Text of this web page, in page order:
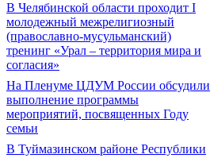
В Челябинской области проходит I
молодежный межрелигиозный
(православно-мусульманский)
тренинг «Урал – территория мира и
согласия»
На Пленуме ЦДУМ России обсудили
выполнение программы
мероприятий, посвященных Году
семьи
В Туймазинском районе Республики